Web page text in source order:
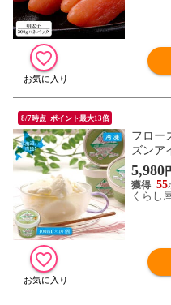
8/7時点_ポイント最大13倍
フロー
ズンア
ージー
物不使
5,980
55
くらし